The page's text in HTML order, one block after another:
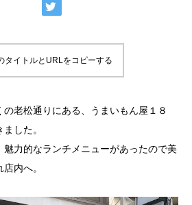
タイトルとURLをコピーする
老松通りにある、うまいもん屋１８
した。
力的なランチメニューがあったので美
内へ。